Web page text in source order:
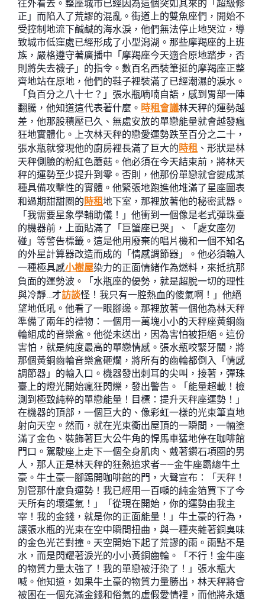
往外看去。整座城市已經因為這個突如其來的「超級修
正」而陷入了荒謬的混亂。街道上的雙魚座們，開始不
受控制地流下鹹鹹的海水淚，他們無法停止地哭泣，導
致城市低窪處已經形成了小型潟湖。那些摩羯座的上班
族，嚴格遵守著廣播中「摩羯座今天適合原地踏步，否
則將失去襪子」的指令。數百名西裝筆挺的摩羯座正整
齊地站在原地，他們的鞋子裡裝滿了已經潮濕的淚水。
「負百分之八十七？」張水瓶喃喃自語，感到胃部一陣
翻騰，他知道這代表著什麼。 時租會議林天秤的運勢越
差，他那股積壓已久、無處安放的單戀能量就會越發瘋
狂地實體化。上次林天秤的戀愛運勢跌至百分之二十，
張水瓶就發現他的廚房裡長滿了巨大的時租 、形狀是林
天秤側臉的粉紅色蘑菇。他必須在今天結束前，將林天
秤的運勢至少提升到零。否則，他那份單戀就會變成某
種具備攻擊性的實體。他緊張地跑進他堆滿了星座圖表
和過期甜甜圈的時租地下室，那裡放著他的秘密武器。
「我需要星象學輔助儀！」他衝到一個像是老式彈珠臺
的機器前，上面貼滿了「巨蟹座已哭」、「處女座勿
碰」等警告標籤。這是他用廢棄的唱片機和一個不知名
的外星計算器改造而成的「情感調節器」。他必須輸入
一種極具感小樹屋染力的正面情緒作為燃料，來抵抗那
負面的運勢波。「水瓶座的優勢，就是超脫一切的理性
與冷靜…才訪談怪！我只有一腔熱血的傻氣啊！」他絕
望地低吼。他看了一眼腳邊。那裡放著一個他為林天秤
準備了兩年的禮物：一個用一萬塊小小的天秤座黃銅齒
輪組成的音樂盒。他從未送出，因為害怕被拒絕。這份
害怕，就是純度最高的單戀情感。張水瓶咬緊牙關，將
那個黃銅齒輪音樂盒砸爛，將所有的齒輪都倒入「情感
調節器」的輸入口。機器發出刺耳的尖叫，接著，彈珠
臺上的燈光開始瘋狂閃爍，發出警告。「能量超載！檢
測到極致純粹的單戀能量！目標：提升天秤座運勢！」
在機器的頂部，一個巨大的、像彩虹一樣的光束筆直地
射向天空。然而，就在光束衝出屋頂的一瞬間，一輛塗
滿了金色、裝飾著巨大公牛角的悍馬車猛地停在咖啡館
門口。駕駛座上走下一個全身肌肉、戴著鑽石項圈的男
人，那人正是林天秤的狂熱追求者——金牛座霸總牛土
豪。牛土豪一腳踢開咖啡館的門，大聲宣布：「天秤！
別管那什麼負運勢！我已經用一百噸的純金箔買下了今
天所有的壞運氣！」「從現在開始，你的運勢由我主
宰！我的金錢，就是你的正面能量！」牛土豪的行為，
讓張水瓶的光束在空中瞬間扭曲，與一種夾雜著銅臭味
的金色光芒對撞。天空開始下起了荒謬的雨。雨點不是
水，而是閃耀著淚光的小小黃銅齒輪。「不行！金牛座
的物質力量太強了！我的單戀被汙染了！」張水瓶大
喊。他知道，如果牛土豪的物質力量勝出，林天秤將會
被困在一個充滿金錢和俗氣的虛假愛情裡，而他將永遠